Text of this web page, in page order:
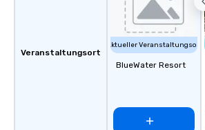
Veranstaltungsort
Aktueller Veranstaltungsort
BlueWater Resort